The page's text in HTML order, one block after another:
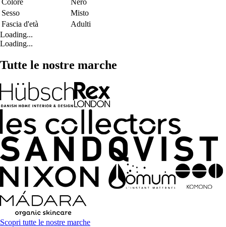
Colore
Nero
Sesso
Misto
Fascia d'età
Adulti
Loading...
Loading...
Tutte le nostre marche
Scopri tutte le nostre marche